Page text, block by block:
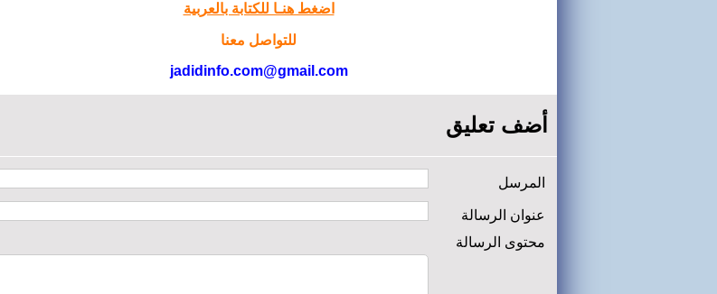
اضغط هنـا للكتابة بالعربية
للتواصل معنا
jadidinfo.com@gmail.com
أضف تعليق
المرسل
عنوان الرسالة
محتوى الرسالة